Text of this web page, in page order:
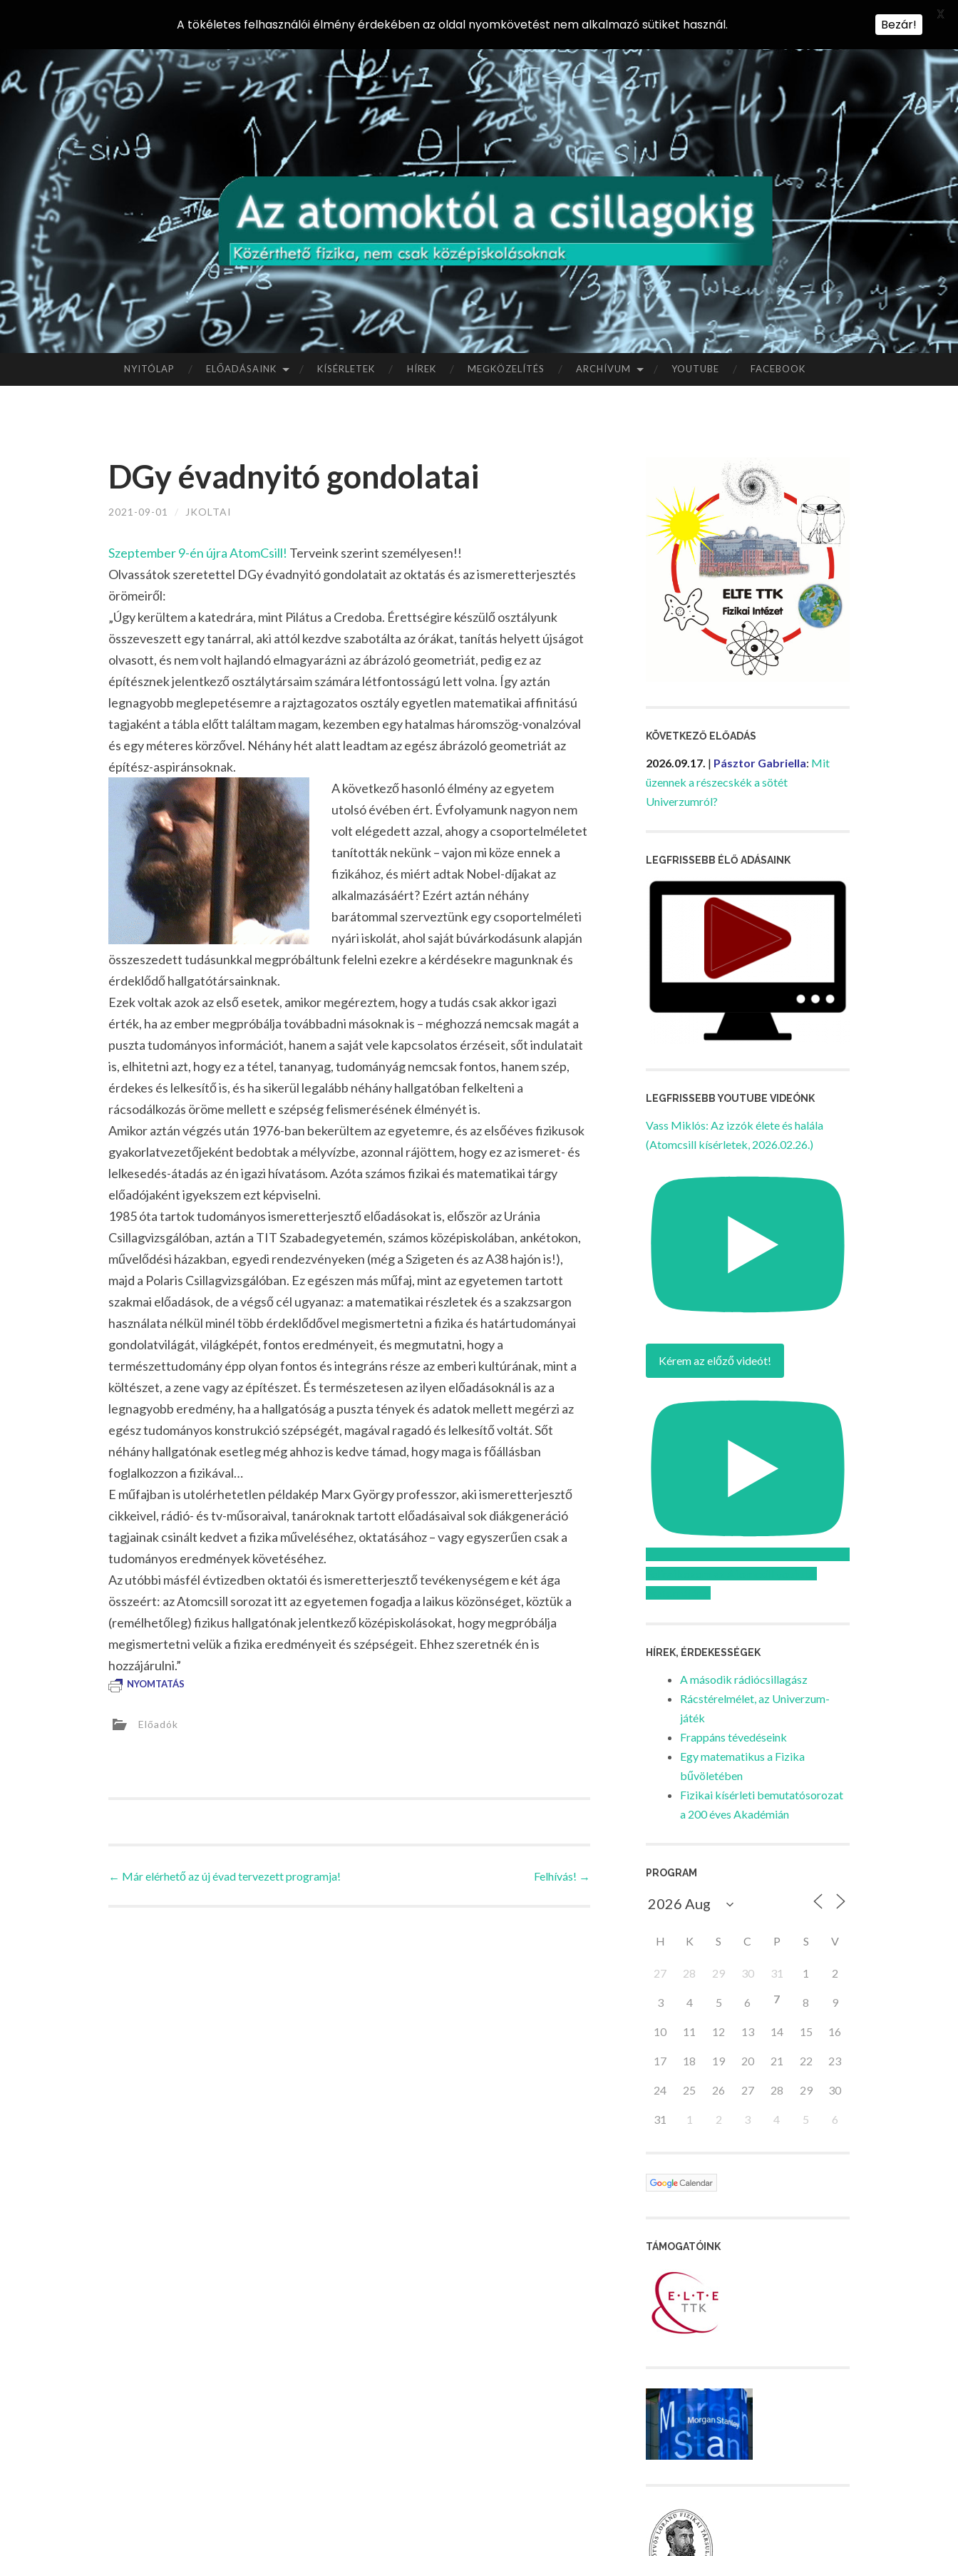
AZ
AT
OM
OK
TÓ
L A
Előadássorozat
középiskolásoknak
az ELTE
Természettudományi
Kar Fizikai
Intézetében
A
NYITÓLAP ELŐADÁSAINK KÍSÉRLETEK HÍREK MEGKÖZELÍTÉS ARCHÍVUM YOUTUBE FACEBOOK
DGy évadnyitó gondolatai
2021-09-01 / JKOLTAI
Szeptember 9-én újra AtomCsill! Terveink szerint személyesen!!
Olvassátok szeretettel DGy évadnyitó gondolatait az oktatás és az ismeretterjesztés
örömeiről:
„Úgy kerültem a katedrára, mint Pilátus a Credoba. Érettségire készülő osztályunk
összeveszett egy tanárral, aki attól kezdve szabotálta az órákat, tanítás helyett újságot
olvasott, és nem volt hajlandó elmagyarázni az ábrázoló geometriát, pedig ez az
építésznek jelentkező osztálytársaim számára létfontosságú lett volna. Így aztán
legnagyobb meglepetésemre a rajztagozatos osztály egyetlen matematikai affinitású
tagjaként a tábla előtt találtam magam, kezemben egy hatalmas háromszög-vonalzóval
és egy méteres körzővel. Néhány hét alatt leadtam az egész ábrázoló geometriát az
építész-aspiránsoknak.
A következő hasonló élmény az egyetem
utolsó évében ért. Évfolyamunk nagyon nem
volt elégedett azzal, ahogy a csoportelméletet
tanították nekünk – vajon mi köze ennek a
fizikához, és miért adtak Nobel-díjakat az
alkalmazásáért? Ezért aztán néhány
barátommal szerveztünk egy csoportelméleti
nyári iskolát, ahol saját búvárkodásunk alapján
összeszedett tudásunkkal megpróbáltunk felelni ezekre a kérdésekre magunknak és
érdeklődő hallgatótársainknak.
Ezek voltak azok az első esetek, amikor megéreztem, hogy a tudás csak akkor igazi
érték, ha az ember megpróbálja továbbadni másoknak is – méghozzá nemcsak magát a
puszta tudományos információt, hanem a saját vele kapcsolatos érzéseit, sőt indulatait
is, elhitetni azt, hogy ez a tétel, tananyag, tudományág nemcsak fontos, hanem szép,
érdekes és lelkesítő is, és ha sikerül legalább néhány hallgatóban felkelteni a
rácsodálkozás öröme mellett e szépség felismerésének élményét is.
Amikor aztán végzés után 1976-ban bekerültem az egyetemre, és az elsőéves fizikusok
gyakorlatvezetőjeként bedobtak a mélyvízbe, azonnal rájöttem, hogy ez az ismeret- és
lelkesedés-átadás az én igazi hívatásom. Azóta számos fizikai és matematikai tárgy
előadójaként igyekszem ezt képviselni.
1985 óta tartok tudományos ismeretterjesztő előadásokat is, először az Uránia
Csillagvizsgálóban, aztán a TIT Szabadegyetemén, számos középiskolában, ankétokon,
művelődési házakban, egyedi rendezvényeken (még a Szigeten és az A38 hajón is!),
majd a Polaris Csillagvizsgálóban. Ez egészen más műfaj, mint az egyetemen tartott
szakmai előadások, de a végső cél ugyanaz: a matematikai részletek és a szakzsargon
használata nélkül minél több érdeklődővel megismertetni a fizika és határtudományai
gondolatvilágát, világképét, fontos eredményeit, és megmutatni, hogy a
természettudomány épp olyan fontos és integráns része az emberi kultúrának, mint a
költészet, a zene vagy az építészet. És természetesen az ilyen előadásoknál is az a
legnagyobb eredmény, ha a hallgatóság a puszta tények és adatok mellett megérzi az
egész tudományos konstrukció szépségét, magával ragadó és lelkesítő voltát. Sőt
néhány hallgatónak esetleg még ahhoz is kedve támad, hogy maga is főállásban
foglalkozzon a fizikával…
E műfajban is utolérhetetlen példakép Marx György professzor, aki ismeretterjesztő
cikkeivel, rádió- és tv-műsoraival, tanároknak tartott előadásaival sok diákgeneráció
tagjainak csinált kedvet a fizika műveléséhez, oktatásához – vagy egyszerűen csak a
tudományos eredmények követéséhez.
Az utóbbi másfél évtizedben oktatói és ismeretterjesztő tevékenységem e két ága
összeért: az Atomcsill sorozat itt az egyetemen fogadja a laikus közönséget, köztük a
(remélhetőleg) fizikus hallgatónak jelentkező középiskolásokat, hogy megpróbálja
megismertetni velük a fizika eredményeit és szépségeit. Ehhez szeretnék én is
hozzájárulni.”
NYOMTATÁS
Előadók
Bejegyzések
← Már elérhető az új évad tervezett programja! Felhívás! →
KÖVETKEZŐ ELŐADÁS
2026.09.17. | Pásztor Gabriella: Mit
üzennek a részecskék a sötét
Univerzumról?
LEGFRISSEBB ÉLŐ ADÁSAINK
LEGFRISSEBB YOUTUBE VIDEÓNK
Vass Miklós: Az izzók élete és halála
(Atomcsill kísérletek, 2026.02.26.)
Kérem az előző videót!
HÍREK, ÉRDEKESSÉGEK
A második rádiócsillagász
Rácstérelmélet, az Univerzum-
játék
Frappáns tévedéseink
Egy matematikus a Fizika
bűvöletében
Fizikai kísérleti bemutatósorozat
a 200 éves Akadémián
PROGRAM
H K S C P S V
27 28 29 30 31 1 2
3 4 5 6 7 8 9
10 11 12 13 14 15 16
17 18 19 20 21 22 23
24 25 26 27 28 29 30
31 1 2 3 4 5 6
TÁMOGATÓINK
A tökéletes felhasználói élmény érdekében az oldal nyomkövetést nem alkalmazó sütiket használ. Bezár!
X